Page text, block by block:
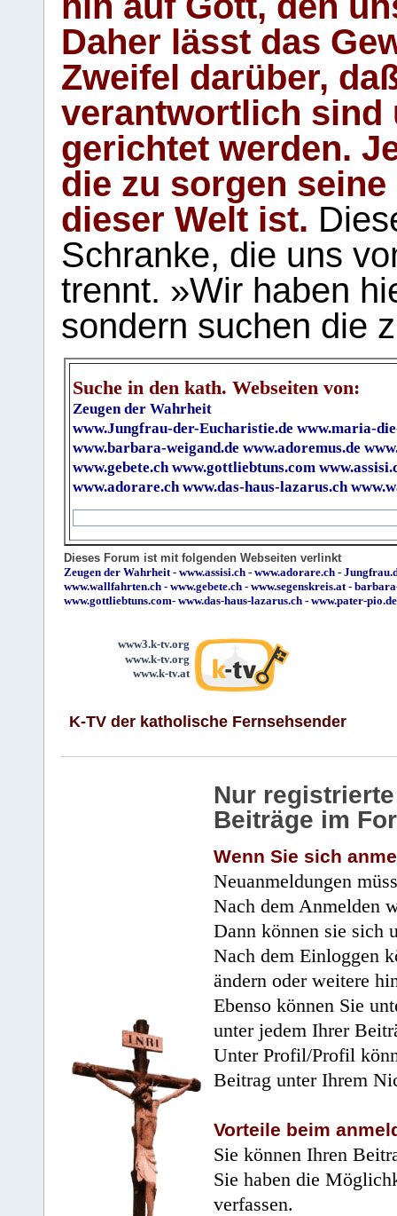
Daher lässt das
Zweifel darüber,
verantwortlich sind
gerichtet werden.
die zu sorgen
dieser Welt ist.
Schranke, die uns
trennt. »Wir haben
sondern suchen die
Suche in den kath. Webseiten von:
Zeugen der Wahrheit
www.Jungfrau-der-Eucharistie.de www.maria-
www.barbara-weigand.de www.adoremus.de
www.gebete.ch www.gottliebtuns.com
www.adorare.ch www.das-haus-lazarus.ch
Dieses Forum ist mit folgenden Webseiten verlinkt
Zeugen der Wahrheit- www.assisi.ch - www.adorare.ch -
www.wallfahrten.ch - www.gebete.ch - www.segenskreis.at-
www.gottliebtuns.com- www.das-haus-lazarus.ch - www.pater-pio.de
www3.k-tv.org
www.k-tv.org
www.k-tv.at
K-TV der katholische Fernsehsender
Nur
Beiträge im
Wenn Sie sich
Neuanmeldungen
Nach dem Anmelden
Dann können sie sich
Nach dem Einloggen
ändern oder weitere
Ebenso können Sie
unter jedem Ihrer
Unter Profil/Profil
Beitrag unter Ihrem
Vorteile beim
Sie können Ihren
Sie haben die
verfassen.